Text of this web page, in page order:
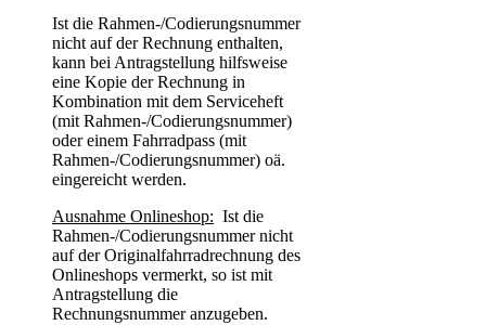
Ist die Rahmen-/Codierungsnummer
nicht auf der Rechnung enthalten,
kann bei Antragstellung hilfsweise
eine Kopie der Rechnung in
Kombination mit dem Serviceheft
(mit Rahmen-/Codierungsnummer)
oder einem Fahrradpass (mit
Rahmen-/Codierungsnummer) oä.
eingereicht werden.
Ausnahme Onlineshop: Ist die
Rahmen-/Codierungsnummer nicht
auf der Originalfahrradrechnung des
Onlineshops vermerkt, so ist mit
Antragstellung die
Rechnungsnummer anzugeben.